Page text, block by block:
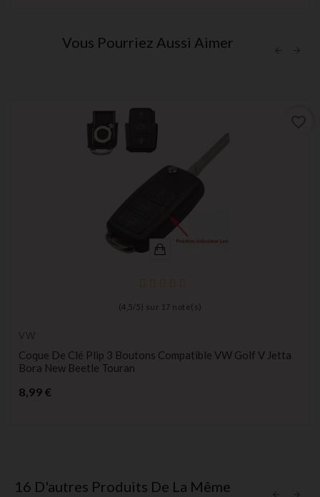
Vous Pourriez Aussi Aimer
(4,5 / 5) sur 17 note(s)
VW
Coque De Clé Plip 3 Boutons Compatible VW Golf V Jetta
Bora New Beetle Touran
8,99 €
16 D'autres Produits De La Même